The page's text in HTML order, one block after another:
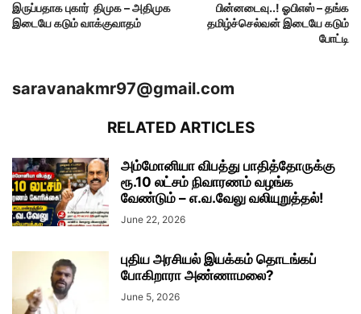
இருப்பதாக புகார் திமுக – அதிமுக
இடையே கடும் வாக்குவாதம்
பின்னடைவு..! ஓபிஎஸ் – தங்க
தமிழ்ச்செல்வன் இடையே கடும்
போட்டி
saravanakmr97@gmail.com
RELATED ARTICLES
அம்மோனியா விபத்து பாதித்தோருக்கு
ரூ.10 லட்சம் நிவாரணம் வழங்க
வேண்டும் – எ.வ.வேலு வலியுறுத்தல்!
June 22, 2026
புதிய அரசியல் இயக்கம் தொடங்கப்
போகிறாரா அண்ணாமலை?
June 5, 2026